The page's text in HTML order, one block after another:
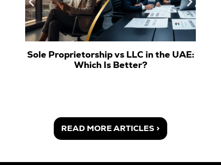
Sole Proprietorship vs LLC in the UAE:
Which Is Better?
READ MORE ARTICLES >